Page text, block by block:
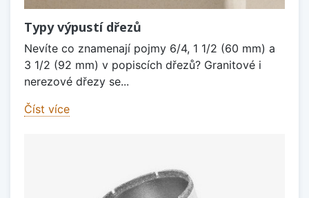
Typy výpustí dřezů
Nevíte co znamenají pojmy 6/4, 1 1/2 (60 mm) a
3 1/2 (92 mm) v popiscích dřezů? Granitové i
nerezové dřezy se...
Číst více